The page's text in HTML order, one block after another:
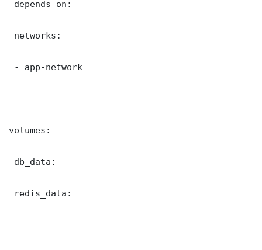
depends_on:
networks:
- app-network
volumes:
db_data:
redis_data: